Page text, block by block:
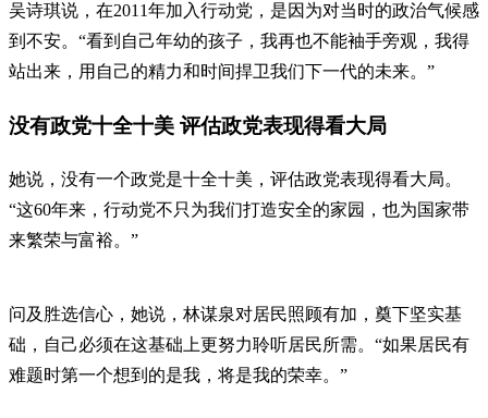
吴诗琪说，在2011年加入行动党，是因为对当时的政治气候感
到不安。“看到自己年幼的孩子，我再也不能袖手旁观，我得
站出来，用自己的精力和时间捍卫我们下一代的未来。”
没有政党十全十美 评估政党表现得看大局
她说，没有一个政党是十全十美，评估政党表现得看大局。
“这60年来，行动党不只为我们打造安全的家园，也为国家带
来繁荣与富裕。”
问及胜选信心，她说，林谋泉对居民照顾有加，奠下坚实基
础，自己必须在这基础上更努力聆听居民所需。“如果居民有
难题时第一个想到的是我，将是我的荣幸。”